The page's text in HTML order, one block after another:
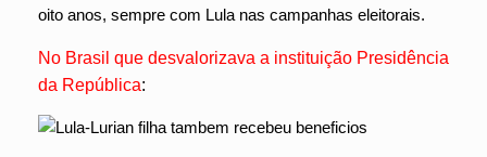
oito anos, sempre com Lula nas campanhas eleitorais.
No Brasil que desvalorizava a instituição Presidência
da República: